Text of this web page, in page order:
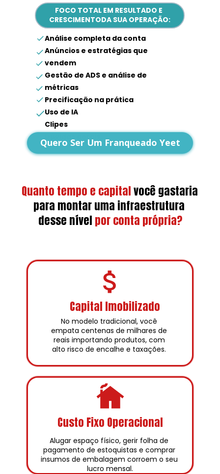
FOCO TOTAL EM RESULTADO E
CRESCIMENTODA SUA OPERAÇÃO:
Análise completa da conta
Anúncios e estratégias que
vendem
Gestão de ADS e análise de
métricas
Precificação na prática
Uso de IA
Clipes
Quero Ser Um Franqueado Yeet
Quanto tempo e capitalvocê gastaria
para montar uma infraestrutura
desse nível por conta própria?
Capital Imobilizado
Custo Fixo Operacional
No modelo tradicional, você
empata centenas de milhares de
reais importando produtos, com
alto risco de encalhe e taxações.
Alugar espaço físico, gerir folha de
pagamento de estoquistas e comprar
insumos de embalagem corroem o seu
lucro mensal.